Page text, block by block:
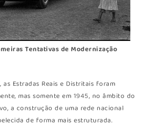
Tentativas de Modernização
Estradas Reais e Distritais foram
mas somente em 1945, no âmbito do
a construção de uma rede nacional
de forma mais estruturada.